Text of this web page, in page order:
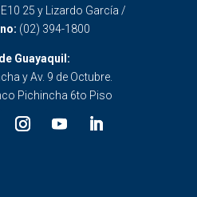
25 y Lizardo García /
(02) 394-1800
Guayaquil:
y Av. 9 de Octubre.
Pichincha 6to Piso